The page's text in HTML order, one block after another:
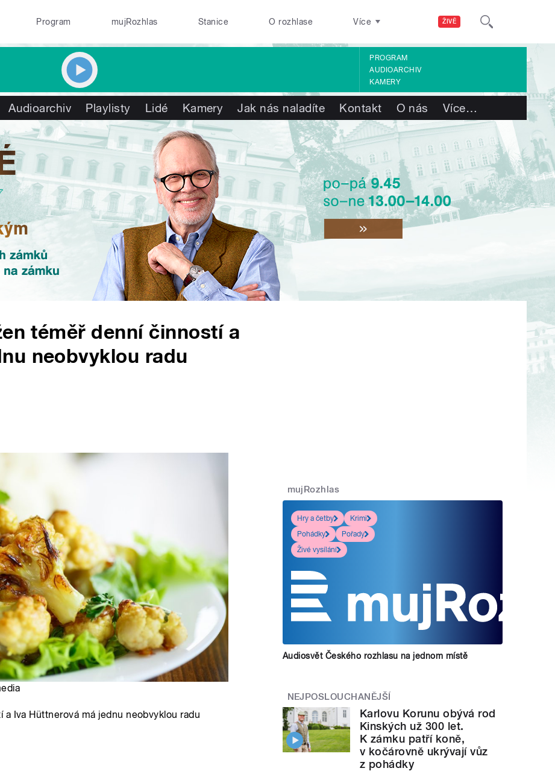
ŽIVĚ
Program mujRozhlas Stanice O rozhlase Více
PROGRAM
AUDIOARCHIV
KAMERY
Audioarchiv Playlisty Lidé Kamery Jak nás naladíte Kontakt O nás Více…
téměř denní činností a
neobvyklou radu
Iva Hüttnerová má jednu neobvyklou radu
mujRozhlas
Hry a četby
Krimi
Pohádky
Pořady
Živé vysílání
Audiosvět Českého rozhlasu na jednom místě
NEJPOSLOUCHANĚJŠÍ
Karlovu Korunu obývá rod
Kinských už 300 let.
K zámku patří koně,
v kočárovně ukrývají vůz
z pohádky